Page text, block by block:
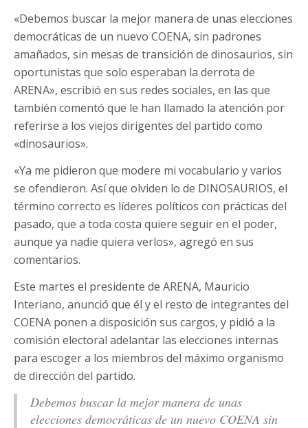
«Debemos buscar la mejor manera de unas elecciones
democráticas de un nuevo COENA, sin padrones
amañados, sin mesas de transición de dinosaurios, sin
oportunistas que solo esperaban la derrota de
ARENA», escribió en sus redes sociales, en las que
también comentó que le han llamado la atención por
referirse a los viejos dirigentes del partido como
«dinosaurios».
«Ya me pidieron que modere mi vocabulario y varios
se ofendieron. Así que olviden lo de DINOSAURIOS, el
término correcto es líderes políticos con prácticas del
pasado, que a toda costa quiere seguir en el poder,
aunque ya nadie quiera verlos», agregó en sus
comentarios.
Este martes el presidente de ARENA, Mauricio
Interiano, anunció que él y el resto de integrantes del
COENA ponen a disposición sus cargos, y pidió a la
comisión electoral adelantar las elecciones internas
para escoger a los miembros del máximo organismo
de dirección del partido.
Debemos buscar la mejor manera de unas
elecciones democráticas de un nuevo COENA sin